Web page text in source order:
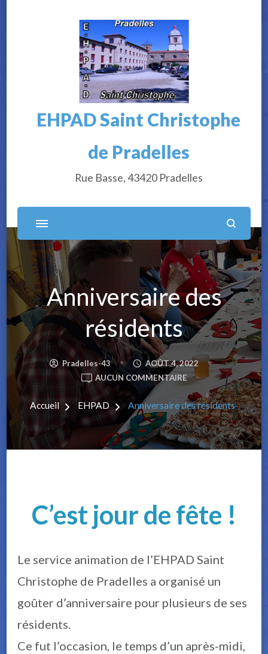
EHPAD Saint Christophe
de Pradelles
Rue Basse, 43420 Pradelles
Anniversaire des
résidents
Pradelles-43
AOÛT 4, 2022
AUCUN COMMENTAIREANNIVERSAIRE
DES
RÉSIDENTS
Accueil EHPAD Anniversaire des résidents
C’est jour de fête !
Le service animation de l’EHPAD Saint
Christophe de Pradelles a organisé un
goûter d’anniversaire pour plusieurs de ses
résidents.
Ce fut l’occasion, le temps d’un après-midi,